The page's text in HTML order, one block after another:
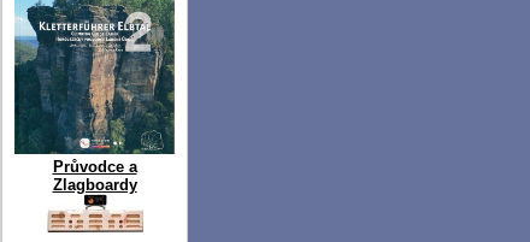
Průvodce a
Zlagboardy